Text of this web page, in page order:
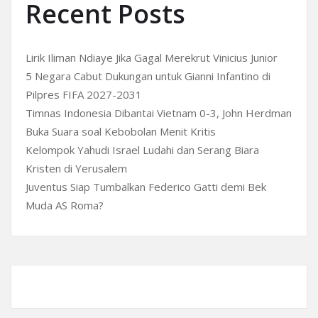
Recent Posts
Lirik Iliman Ndiaye Jika Gagal Merekrut Vinicius Junior
5 Negara Cabut Dukungan untuk Gianni Infantino di
Pilpres FIFA 2027-2031
Timnas Indonesia Dibantai Vietnam 0-3, John Herdman
Buka Suara soal Kebobolan Menit Kritis
Kelompok Yahudi Israel Ludahi dan Serang Biara
Kristen di Yerusalem
Juventus Siap Tumbalkan Federico Gatti demi Bek
Muda AS Roma?